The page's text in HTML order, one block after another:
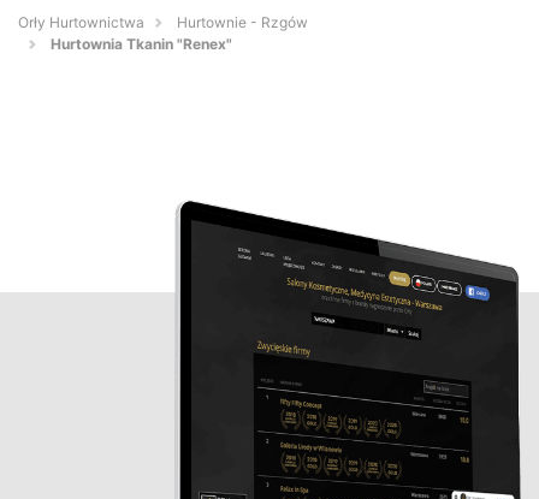
Orły Hurtownictwa
Hurtownie - Rzgów
Hurtownia Tkanin "Renex"